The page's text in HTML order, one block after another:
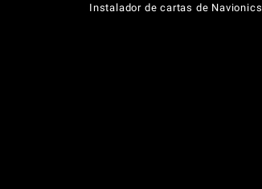
Instalador de cartas de Navionics